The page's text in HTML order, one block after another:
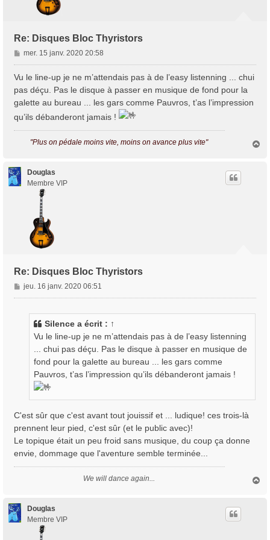
Re: Disques Bloc Thyristors
M
e
s
g
e
mer. 15 janv. 2020 20:58
Vu le line-up je ne m’attendais pas à de l’easy listenning ... chui
pas déçu. Pas le disque à passer en musique de fond pour la
galette au bureau ... les gars comme Pauvros, t’as l’impression
qu’ils débanderont jamais !
"Plus on pédale moins vite, moins on avance plus vite"
Douglas
Membre VIP
Re: Disques Bloc Thyristors
M
e
jeu. 16 janv. 2020 06:51
Silence a écrit : ↑
Vu le line-up je ne m’attendais pas à de l’easy listenning
... chui pas déçu. Pas le disque à passer en musique de
fond pour la galette au bureau ... les gars comme
Pauvros, t’as l’impression qu’ils débanderont jamais !
C'est sûr que c'est avant tout jouissif et ... ludique! ces trois-là
prennent leur pied, c'est sûr (et le public avec)!
Le topique était un peu froid sans musique, du coup ça donne
envie, dommage que l'aventure semble terminée...
We will dance again...
Douglas
Membre VIP